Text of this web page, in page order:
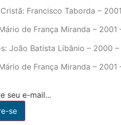
Francisco Taborda –
de França Miranda – 2001
João Batista Libânio – 2000 –
de França Miranda – 2001
seu e-mail...